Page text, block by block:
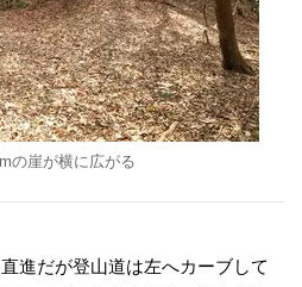
の崖が横に広がる
進だが登山道は左へカーブして